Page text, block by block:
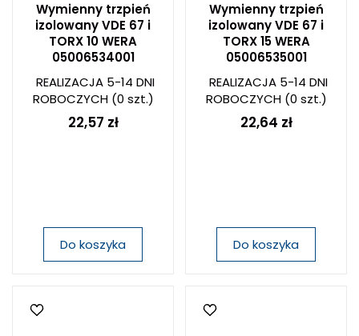
Wymienny trzpień
izolowany VDE 67 i
TORX 10 WERA
05006534001
REALIZACJA 5-14 DNI
ROBOCZYCH(0 szt.)
22,57 zł
Do koszyka
Wymienny trzpień
izolowany VDE 67 i
TORX 15 WERA
05006535001
REALIZACJA 5-14 DNI
ROBOCZYCH(0 szt.)
22,64 zł
Do koszyka